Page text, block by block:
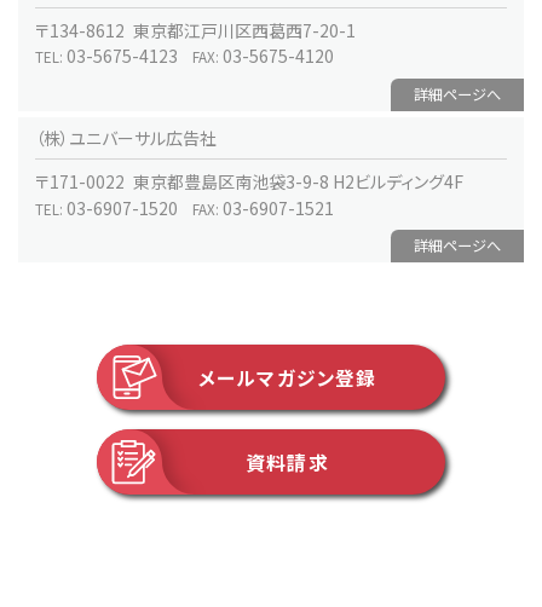
〒134-8612 東京都江戸川区西葛西7-20-1
TEL: 03-5675-4123 FAX: 03-5675-4120
詳細ページへ
（株）ユニバーサル広告社
〒171-0022 東京都豊島区南池袋3-9-8 H2ビルディング4F
TEL: 03-6907-1520 FAX: 03-6907-1521
詳細ページへ
メールマガジン登録
資料請求